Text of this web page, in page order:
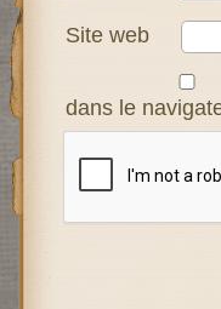
Site web
dans le